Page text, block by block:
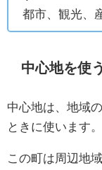
都市、観光、
中心地を使
中心地は、地域
ときに使います。
この町は周辺地